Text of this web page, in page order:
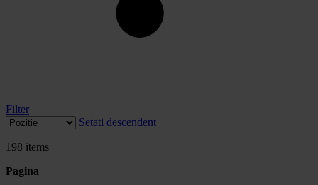
Filter
Setati descendent
198 items
Pagina